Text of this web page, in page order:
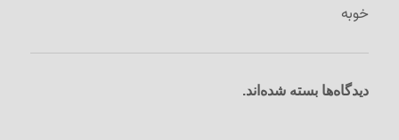
خوبه
دیدگاه‌ها بسته شده‌اند.